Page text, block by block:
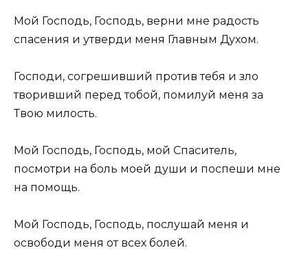
Мой Господь, Господь, верни мне радость
спасения и утверди меня Главным Духом.
Господи, согрешивший против тебя и зло
творивший перед тобой, помилуй меня за
Твою милость.
Мой Господь, Господь, мой Спаситель,
посмотри на боль моей души и поспеши мне
на помощь.
Мой Господь, Господь, послушай меня и
освободи меня от всех болей.